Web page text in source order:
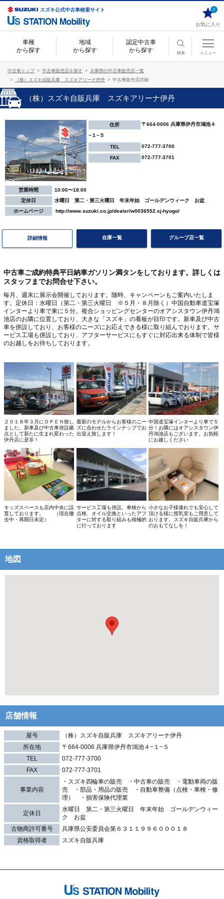
スズキ公式中古車検索サイト
お気に入り
0
車種
から探す
地域
から探す
認定中古車
から探す
検索 メニュー
中古車トップ 中古車販売店を探す
兵庫県の中古車販売店一覧
（株）スズキ自販兵庫 スズキアリーナ伊丹
中古車販売店詳細
（株）スズキ自販兵庫 スズキアリーナ伊丹
住所 〒664-0006 兵庫県伊丹市鴻池４
−１−５
TEL 072-777-3700
FAX 072-777-3701
営業時間
10:00〜18:00
定休日
水曜日 第二・第三火曜日 年末年始 ゴールデンウィーク お盆
ホームページ
http://www.suzuki.co.jp/dealer/w0036552.sj-hyogo/
詳細情報 在庫一覧 グループ店一覧
中古車ご成約特典平日納車ガソリン満タンをしております。詳しくは
スタッフまでお問合せ下さい。
毎月、週末に展示会開催しております。随時、キャンペーンもご案内いたしま
す。定休日：水曜日（第二・第三火曜日 ※５月・８月除く）中国自動車道宝塚
インターより車で東に５分。複合ショッピングセンターのオアシスタウン伊丹鴻
池店のお隣に位置しており、大きな「スズキ」の看板が目印です。新車及び中古
車を併設しており、お客様のニーズにお応えできる様に取り組んでおります。サ
ービス工場も併設しており、アフターサービスにもすぐに対応出来る体制で皆様
のお越しをお待ちしております。
２０１８年３月にＯＰＥＮ致し
ました。新車及び中古車併設拠
点として新たに生まれ変わった
伊丹店に是非！
最新のモデルからお客様のニー
ズに合わせたラインナップでお
出迎え致します！
中国道宝塚インターより車で５
分！お隣にはオアシスタウン伊
丹鴻池店もございます。お気軽
にお越しください
キッズスペースも店内中央に設
置しております。 （現在撤
去中・再開日未定）
サービス工場も併設。車検から
点検、オイル交換といったアフ
ターに対する取り組みも積極的
に行っております
小さなお子様連れでも安心して
頂ける様に授乳室もご用意して
おります。スズキ自販兵庫から
のおもてなしを！
地図
店舗情報
屋号
（株）スズキ自販兵庫 スズキアリーナ伊丹
所在地
〒664-0006 兵庫県伊丹市鴻池４−１−５
TEL
072-777-3700
FAX
072-777-3701
事業内容
・スズキ四輪車の販売 ・中古車の販売 ・電動車両の販
売 ・部品・用品の販売 ・自動車整備（点検・車検・修
理） ・損害保険代理業
定休日
水曜日 第二・第三火曜日 年末年始 ゴールデンウィー
ク お盆
古物商許可番号
兵庫県公安委員会第６３１１９９６０００１８
資格取得者
スズキ自販兵庫